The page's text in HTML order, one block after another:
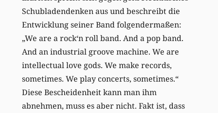
Schubladendenken aus und beschreibt die
Entwicklung seiner Band folgendermaßen:
„We are a rock‘n roll band. And a pop band.
And an industrial groove machine. We are
intellectual love gods. We make records,
sometimes. We play concerts, sometimes.“
Diese Bescheidenheit kann man ihm
abnehmen, muss es aber nicht. Fakt ist, dass